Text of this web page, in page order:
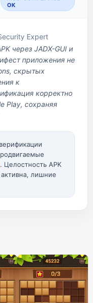
OK
Expert
через JADX-GUI и
приложения не
скрытых
к
корректно
Play, сохраняя
. Целостность APK
лишние